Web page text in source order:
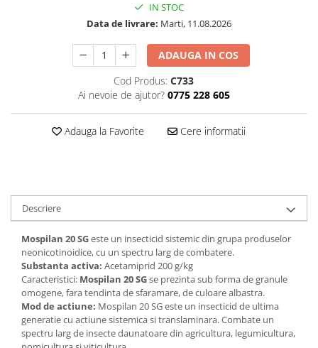
IN STOC
Data de livrare: Marti, 11.08.2026
ADAUGA IN COS
Cod Produs: C733
Ai nevoie de ajutor? 0775 228 605
Adauga la Favorite Cere informatii
Descriere
Mospilan 20 SGeste un insecticid sistemic din grupa produselor
neonicotinoidice, cu un spectru larg de combatere.
Substanta activa: Acetamiprid 200 g/kg
Caracteristici: Mospilan 20 SGse prezinta sub forma de granule
omogene, fara tendinta de sfaramare, de culoare albastra.
Mod de actiune: Mospilan 20 SG este un insecticid de ultima
generatie cu actiune sistemica si translaminara. Combate un
spectru larg de insecte daunatoare din agricultura, legumicultura,